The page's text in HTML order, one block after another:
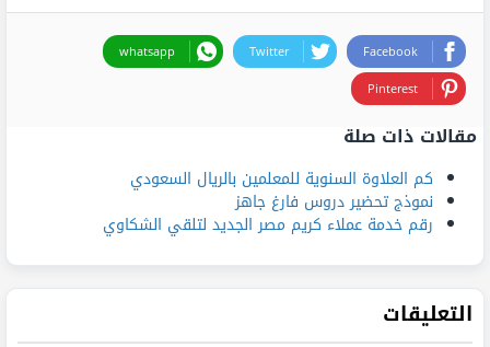
Facebook
Twitter
whatsapp
Pinterest
مقالات ذات صلة
كم العلاوة السنوية للمعلمين بالريال السعودي
نموذج تحضير دروس فارغ جاهز
رقم خدمة عملاء كريم مصر الجديد لتلقي الشكاوي
التعليقات